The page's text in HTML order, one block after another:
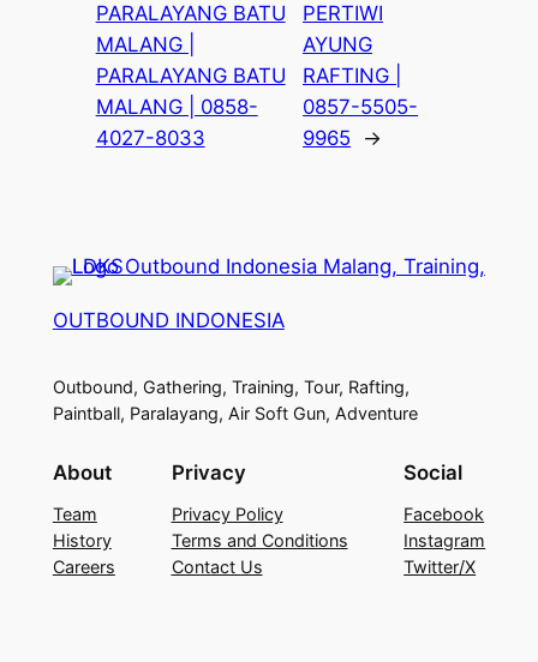
PARALAYANG BATU
MALANG |
PARALAYANG BATU
MALANG | 0858-
4027-8033
PERTIWI
AYUNG
RAFTING |
0857-5505-
9965
→
OUTBOUND INDONESIA
Outbound, Gathering, Training, Tour, Rafting,
Paintball, Paralayang, Air Soft Gun, Adventure
About
Team
History
Careers
Privacy
Privacy Policy
Terms and Conditions
Contact Us
Social
Facebook
Instagram
Twitter/X